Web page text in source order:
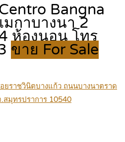
Bangna
มกาบางนา 2
ห้องนอน โทร
ขาย For Sale
ยราชวินิตบางแก้ว ถนนบางนาตราด
สมุทรปราการ 10540